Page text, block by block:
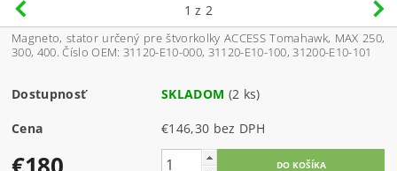
1 z 2
Magneto, stator určený pre štvorkolky ACCESS Tomahawk, MAX 250,
300, 400. Číslo OEM: 31120-E10-000, 31120-E10-100, 31200-E10-101
Dostupnosť SKLADOM (2 ks)
Cena €146,30 bez DPH